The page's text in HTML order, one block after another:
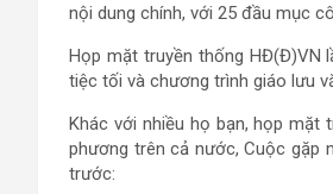
nội dung chính, với 25 đầu mục
Họp mặt truyền thống HĐ(Đ)VN
tiệc tối và chương trình giáo lưu
Khác với nhiều họ bạn, họp
phương trên cả nước, Cuộc gặp
trước: